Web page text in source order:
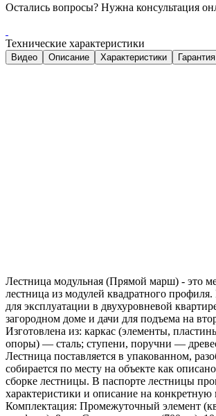
Остались вопросы? Нужна консультация
Технические характеристики
Видео Описание Характеристики Гарантия
Лестница модульная (Прямой марш) - это
лестница из модулей квадратного профиля.
для эксплуатации в двухуровневой
загородном доме и дачи для подъема на
Изготовлена из: каркас (элементы,
опоры) — сталь; ступени, поручни —
Лестница поставляется в упакованном,
собирается по месту на объекте как
сборке лестницы. В паспорте лестницы
характеристики и описание на конкретную
Комплектация: Промежуточный элемент